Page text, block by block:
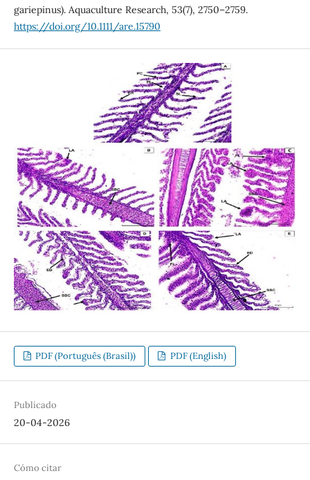
gariepinus). Aquaculture Research, 53(7), 2750–2759.
https://doi.org/10.1111/are.15790
PDF (Português (Brasil)) PDF (English)
Publicado
20-04-2026
Cómo citar